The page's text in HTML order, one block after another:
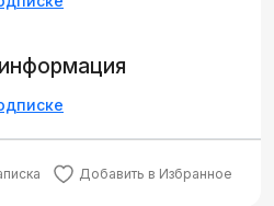
Добавить в Избранное